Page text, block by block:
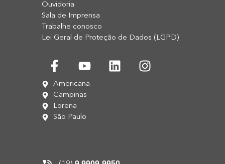
Ouvidoria
Sala de Imprensa
Trabalhe conosco
Lei Geral de Proteção de Dados (LGPD)
Americana
Campinas
Lorena
São Paulo